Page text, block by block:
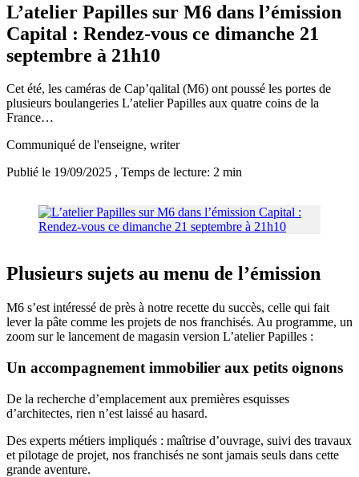
L’atelier Papilles sur M6 dans l’émission
Capital : Rendez-vous ce dimanche 21
septembre à 21h10
Cet été, les caméras de Cap’qalital (M6) ont poussé les portes de
plusieurs boulangeries L’atelier Papilles aux quatre coins de la
France…
Communiqué de l'enseigne, writer
Publié le 19/09/2025 , Temps de lecture: 2 min
Plusieurs sujets au menu de l’émission
M6 s’est intéressé de près à notre recette du succès, celle qui fait
lever la pâte comme les projets de nos franchisés. Au programme, un
zoom sur le lancement de magasin version L’atelier Papilles :
Un accompagnement immobilier aux petits oignons
De la recherche d’emplacement aux premières esquisses
d’architectes, rien n’est laissé au hasard.
Des experts métiers impliqués : maîtrise d’ouvrage, suivi des travaux
et pilotage de projet, nos franchisés ne sont jamais seuls dans cette
grande aventure.